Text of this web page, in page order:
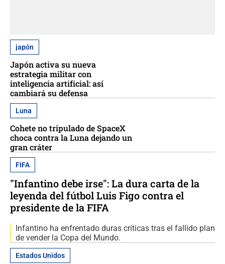
japón
Japón activa su nueva
estrategia militar con
inteligencia artificial: así
cambiará su defensa
Luna
Cohete no tripulado de SpaceX
choca contra la Luna dejando un
gran cráter
FIFA
"Infantino debe irse": La dura carta de la
leyenda del fútbol Luis Figo contra el
presidente de la FIFA
Infantino ha enfrentado duras críticas tras el fallido plan
de vender la Copa del Mundo.
Estados Unidos